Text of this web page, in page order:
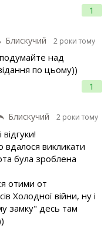
1
Блискучий 2 роки тому
1
над
по цьому))
Блискучий 2 роки тому
викликати
була зроблена
отими от
Холодної війни, ну і
замку" десь там